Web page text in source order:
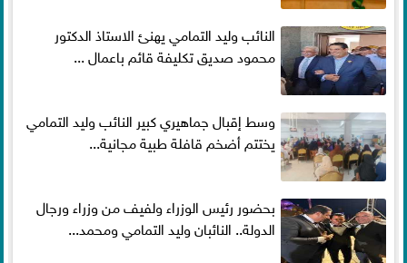
النائب وليد التمامي يهنئ الاستاذ الدكتور
محمود صديق تكليفة قائم باعمال ...
وسط إقبال جماهيري كبير النائب وليد التمامي
يختتم أضخم قافلة طبية مجانية...
بحضور رئيس الوزراء ولفيف من وزراء ورجال
الدولة.. النائبان وليد التمامي ومحمد...